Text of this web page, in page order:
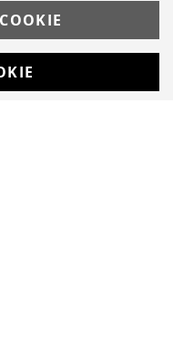
IT05919160969
| Milano